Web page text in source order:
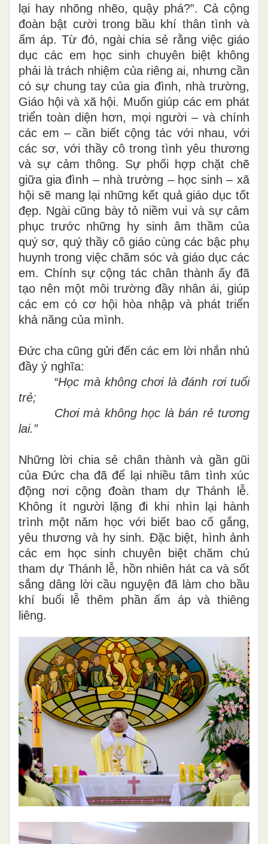
lại hay nhõng nhẽo, quậy phá?”. Cả cộng
đoàn bật cười trong bầu khí thân tình và
ấm áp. Từ đó, ngài chia sẻ rằng việc giáo
dục các em học sinh chuyên biệt không
phải là trách nhiệm của riêng ai, nhưng cần
có sự chung tay của gia đình, nhà trường,
Giáo hội và xã hội. Muốn giúp các em phát
triển toàn diện hơn, mọi người – và chính
các em – cần biết cộng tác với nhau, với
các sơ, với thầy cô trong tình yêu thương
và sự cảm thông. Sự phối hợp chặt chẽ
giữa gia đình – nhà trường – học sinh – xã
hội sẽ mang lại những kết quả giáo dục tốt
đẹp. Ngài cũng bày tỏ niềm vui và sự cảm
phục trước những hy sinh âm thầm của
quý sơ, quý thầy cô giáo cùng các bậc phụ
huynh trong việc chăm sóc và giáo dục các
em. Chính sự cộng tác chân thành ấy đã
tạo nên một môi trường đầy nhân ái, giúp
các em có cơ hội hòa nhập và phát triển
khả năng của mình.
Đức cha cũng gửi đến các em lời nhắn nhủ
đầy ý nghĩa:
“Học mà không chơi là đánh rơi tuổi
trẻ;
Chơi mà không học là bán rẻ tương
lai.”
Những lời chia sẻ chân thành và gần gũi
của Đức cha đã để lại nhiều tâm tình xúc
động nơi cộng đoàn tham dự Thánh lễ.
Không ít người lặng đi khi nhìn lại hành
trình một năm học với biết bao cố gắng,
yêu thương và hy sinh. Đặc biệt, hình ảnh
các em học sinh chuyên biệt chăm chú
tham dự Thánh lễ, hồn nhiên hát ca và sốt
sắng dâng lời cầu nguyện đã làm cho bầu
khí buổi lễ thêm phần ấm áp và thiêng
liêng.